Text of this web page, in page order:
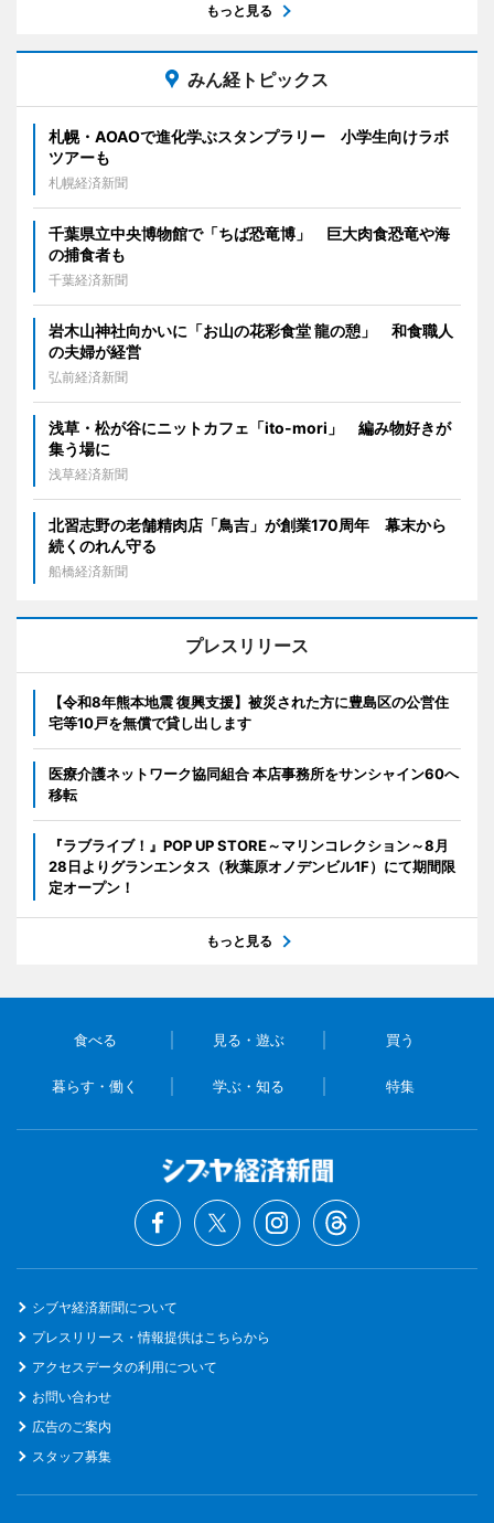
もっと見る
みん経トピックス
札幌・AOAOで進化学ぶスタンプラリー 小学生向けラボ
ツアーも
札幌経済新聞
千葉県立中央博物館で「ちば恐竜博」 巨大肉食恐竜や海
の捕食者も
千葉経済新聞
岩木山神社向かいに「お山の花彩食堂 龍の憩」 和食職人
の夫婦が経営
弘前経済新聞
浅草・松が谷にニットカフェ「ito-mori」 編み物好きが
集う場に
浅草経済新聞
北習志野の老舗精肉店「鳥吉」が創業170周年 幕末から
続くのれん守る
船橋経済新聞
プレスリリース
【令和8年熊本地震 復興支援】被災された方に豊島区の公営住
宅等10戸を無償で貸し出します
医療介護ネットワーク協同組合 本店事務所をサンシャイン60へ
移転
『ラブライブ！』POP UP STORE～マリンコレクション～8月
28日よりグランエンタス（秋葉原オノデンビル1F）にて期間限
定オープン！
もっと見る
食べる 見る・遊ぶ 買う
暮らす・働く 学ぶ・知る 特集
シブヤ経済新聞について
プレスリリース・情報提供はこちらから
アクセスデータの利用について
お問い合わせ
広告のご案内
スタッフ募集